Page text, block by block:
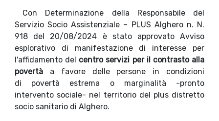
Con Determinazione della Responsabile del
Servizio Socio Assistenziale – PLUS Alghero n. N.
918 del 20/08/2024 è stato approvato Avviso
esplorativo di manifestazione di interesse per
l'affidamento del centro servizi per il contrasto alla
povertà a favore delle persone in condizioni
di povertà estrema o marginalità -pronto
intervento sociale- nel territorio del plus distretto
socio sanitario di Alghero.